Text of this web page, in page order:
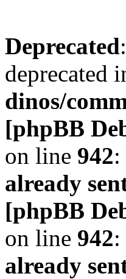
Deprecated
deprecated
dinos/
[phpBB
on line 942:
already
[phpBB
on line 942:
already